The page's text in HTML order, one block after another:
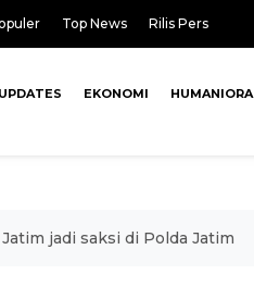
Top News Rilis Pers
UPDATES EKONOMI HUMANIORA
jadi saksi di Polda Jatim